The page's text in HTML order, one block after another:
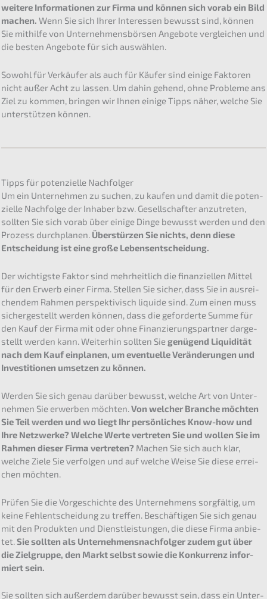
weite­re Infor­ma­tio­nen zur Firma und können sich vorab ein Bild
machen. Wenn Sie sich Ihrer Inter­es­sen bewusst sind, können
Sie mithil­fe von Unter­neh­mens­bör­sen Angebo­te verglei­chen und
die besten Angebo­te für sich auswählen.
Sowohl für Verkäu­fer als auch für Käufer sind einige Fakto­ren
nicht außer Acht zu lassen. Um dahin gehend, ohne Proble­me ans
Ziel zu kommen, bringen wir Ihnen einige Tipps näher, welche Sie
unter­stüt­zen können.
Tipps für poten­zi­el­le Nachfolger
Um ein Unter­neh­men zu suchen, zu kaufen und damit die poten­
zi­el­le Nachfol­ge der Inhaber bzw. Gesell­schaf­ter anzutre­ten,
sollten Sie sich vorab über einige Dinge bewusst werden und den
Prozess durch­pla­nen. Überstür­zen Sie nichts, denn diese
Entschei­dung ist eine große Lebensentscheidung.
Der wichtigs­te Faktor sind mehrheit­lich die finan­zi­el­len Mittel
für den Erwerb einer Firma. Stellen Sie sicher, dass Sie in ausrei­
chen­dem Rahmen perspek­ti­visch liqui­de sind. Zum einen muss
sicher­ge­stellt werden können, dass die gefor­der­te Summe für
den Kauf der Firma mit oder ohne Finanz­ierungs­partner darge­
stellt werden kann. Weiter­hin sollten Siegenügend Liqui­di­tät
nach dem Kauf einpla­nen, um eventu­el­le Verän­de­run­gen und
Inves­ti­tio­nen umset­zen zu können.
Werden Sie sich genau darüber bewusst, welche Art von Unter­
neh­men Sie erwer­ben möchten.Von welcher Branche möchten
Sie Teil werden und wo liegt Ihr persön­li­ches Know-how und
Ihre Netzwer­ke? Welche Werte vertre­ten Sie und wollen Sie im
Rahmen dieser Firma vertre­ten? Machen Sie sich auch klar,
welche Ziele Sie verfol­gen und auf welche Weise Sie diese errei­
chen möchten.
Prüfen Sie die Vorge­schich­te des Unter­neh­mens sorgfäl­tig, um
keine Fehlent­schei­dung zu treffen. Beschäf­ti­gen Sie sich genau
mit den Produk­ten und Dienst­leis­tun­gen, die diese Firma anbie­
tet.Sie sollten als Unter­neh­mens­nach­fol­ger zudem gut über
die Zielgrup­pe, den Markt selbst sowie die Konkur­renz infor­
miert sein.
Sie sollten sich außer­dem darüber bewusst sein, dass ein Unter­